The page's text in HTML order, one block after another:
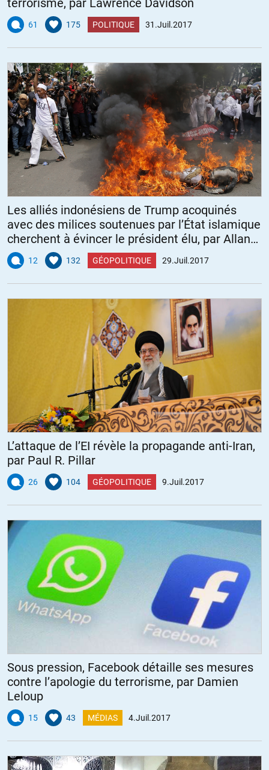
61 175 POLITIQUE 31.Juil.2017
Les alliés indonésiens de Trump acoquinés
avec des milices soutenues par l’État islamique
cherchent à évincer le président élu, par Allan
Nairn12 132 GÉOPOLITIQUE 29.Juil.2017
L’attaque de l’EI révèle la propagande anti-Iran,
par Paul R. Pillar
26 104 GÉOPOLITIQUE 9.Juil.2017
Sous pression, Facebook détaille ses mesures
contre l’apologie du terrorisme, par Damien
Leloup
15 43 MÉDIAS 4.Juil.2017